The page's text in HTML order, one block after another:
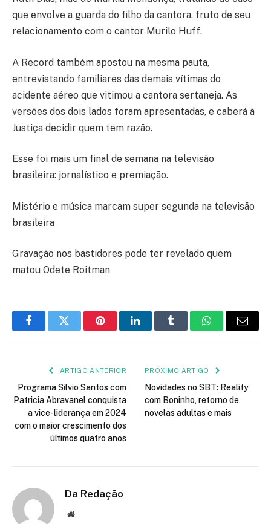
que envolve a guarda do filho da cantora, fruto de seu
relacionamento com o cantor Murilo Huff.
A Record também apostou na mesma pauta,
entrevistando familiares das demais vítimas do
acidente aéreo que vitimou a cantora sertaneja. As
versões dos dois lados foram apresentadas, e caberá à
Justiça decidir quem tem razão.
Esse foi mais um final de semana na televisão
brasileira: jornalístico e premiação.
Mistério e música marcam super segunda na televisão
brasileira
Gravação nos bastidores pode ter revelado quem
matou Odete Roitman
FacebookTwitter PinterestLinkedInTumblr WhatsApp
E-
ARTIGO ANTERIOR
Programa Silvio Santos com
Patricia Abravanel conquista
a vice-liderança em 2024
com o maior crescimento dos
últimos quatro anos
PRÓXIMO ARTIGO
Novidades no SBT: Reality
com Boninho, retorno de
novelas adultas e mais
Da Redação
Site